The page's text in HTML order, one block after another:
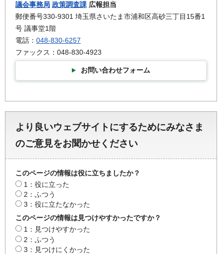
議会事務局 政策調査課 広報担当
郵便番号330-9301 埼玉県さいたま市浦和区高砂三丁目15番1
号 議事堂1階
電話： 048-830-6257
ファックス：048-830-4923
お問い合わせフォーム
より良いウェブサイトにするためにみなさま
のご意見をお聞かせください
このページの情報は役に立ちましたか？
1：役に立った
2：ふつう
3：役に立たなかった
このページの情報は見つけやすかったですか？
1：見つけやすかった
2：ふつう
3：見つけにくかった